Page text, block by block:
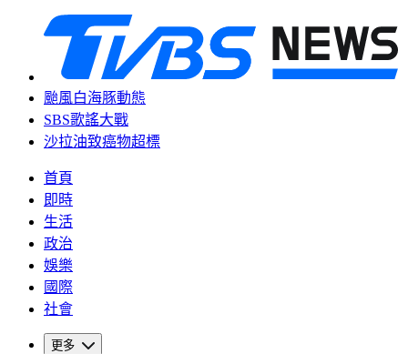
颱風白海豚動態
SBS歌謠大戰
沙拉油致癌物超標
首頁
即時
生活
政治
娛樂
國際
社會
更多